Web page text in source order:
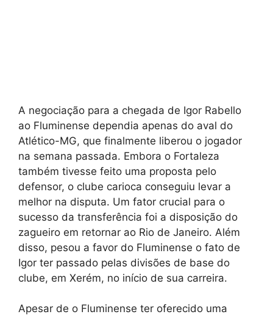
A negociação para a chegada de Igor Rabello
ao Fluminense dependia apenas do aval do
Atlético-MG, que finalmente liberou o jogador
na semana passada. Embora o Fortaleza
também tivesse feito uma proposta pelo
defensor, o clube carioca conseguiu levar a
melhor na disputa. Um fator crucial para o
sucesso da transferência foi a disposição do
zagueiro em retornar ao Rio de Janeiro. Além
disso, pesou a favor do Fluminense o fato de
Igor ter passado pelas divisões de base do
clube, em Xerém, no início de sua carreira.
Apesar de o Fluminense ter oferecido uma